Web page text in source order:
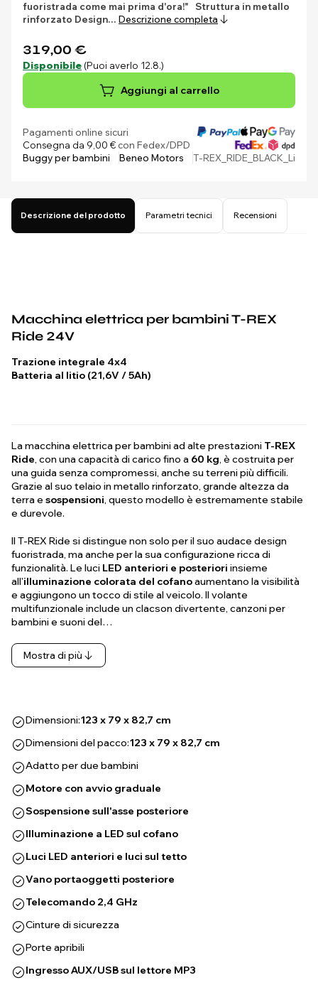
fuoristrada come mai prima d'ora!"
Struttura in metallo
rinforzato Design… Descrizione completa
319,00 €
Disponibile (Puoi averlo 12.8.)
Aggiungi al carrello
Pagamenti online sicuri
Consegna da 9,00 €con Fedex/DPD
Buggy per bambini
Beneo Motors T-REX_RIDE_BLACK_Li
Descrizione del prodotto Parametri tecnici Recensioni
Macchina elettrica per bambiniT-REX
Ride 24V
Trazione integrale 4x4
Batteria al litio (21,6V / 5Ah)
La macchina elettrica per bambini ad alte prestazioni T-REX
Ride, con una capacità di carico fino a 60 kg, è costruita per
una guida senza compromessi, anche su terreni più difficili.
Grazie al suo telaio in metallo rinforzato, grande altezza da
terra e sospensioni, questo modello è estremamente stabile
e durevole.
Il T-REX Ride si distingue non solo per il suo audace design
fuoristrada, ma anche per la sua configurazione ricca di
funzionalità. Le luci LED anteriori e posteriori insieme
all'illuminazione colorata del cofanoaumentano la visibilità
e aggiungono un tocco di stile al veicolo. Il volante
multifunzionale include un clacson divertente, canzoni per
bambini e suoni del…
Mostra di più
Dimensioni:123 x 79 x 82,7 cm
Dimensioni del pacco:123 x 79 x 82,7 cm
Adatto per due bambini
Motore con avvio graduale
Sospensione sull'asse posteriore
Illuminazione a LED sul cofano
Luci LED anteriori e luci sul tetto
Vano portaoggetti posteriore
Telecomando 2,4 GHz
Cinture di sicurezza
Porte apribili
Ingresso AUX/USB sul lettore MP3